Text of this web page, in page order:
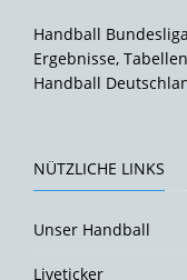
Handball
Ergebnisse,
Handball
NÜTZLICHE LINKS
Unser Handball
Liveticker